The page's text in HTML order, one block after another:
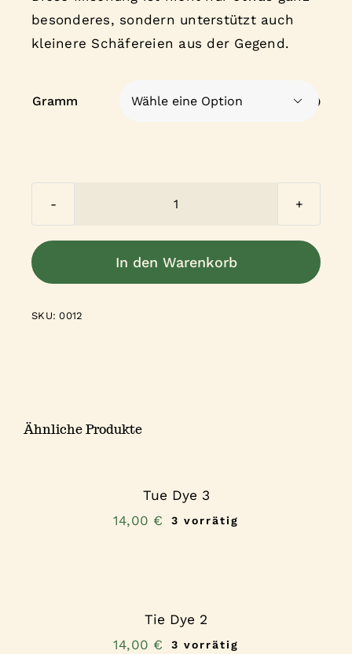
besonderes, sondern unterstützt auch
kleinere Schäfereien aus der Gegend.
Gramm 
🌱
-
In den Warenkorb
SKU:0012
Ähnliche Produkte
Tue Dye 3
14,00 € 3 vorrätig
Tie Dye 2
14,00 € 3 vorrätig